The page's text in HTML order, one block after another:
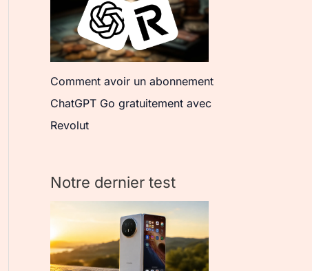
Comment avoir un abonnement
ChatGPT Go gratuitement avec
Revolut
Notre dernier test